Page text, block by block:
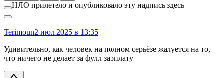
НЛО прилетело и опубликовало эту надпись здесь
Terimoun2 июл 2025 в 13:35
Удивительно, как человек на полном серьёзе жалуется на то,
что ничего не делает за фулл зарплату